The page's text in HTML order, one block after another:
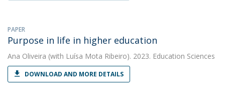
PAPER
Purpose in life in higher education
Ana Oliveira (with Luísa Mota Ribeiro). 2023. Education Sciences
DOWNLOAD AND MORE DETAILS